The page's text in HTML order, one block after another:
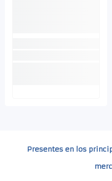
Presentes en los